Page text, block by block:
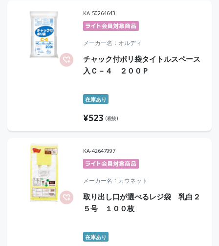
KA-50264643
メーカー名 オルディ
チャック付ポリ袋タイトルスペース
入Ｃ－４ ２００Ｐ
在庫あり
¥523 (税抜)
KA-42647997
メーカー名 カウネット
取り出し口が選べるレジ袋 乳白２
５号 １００枚
在庫あり